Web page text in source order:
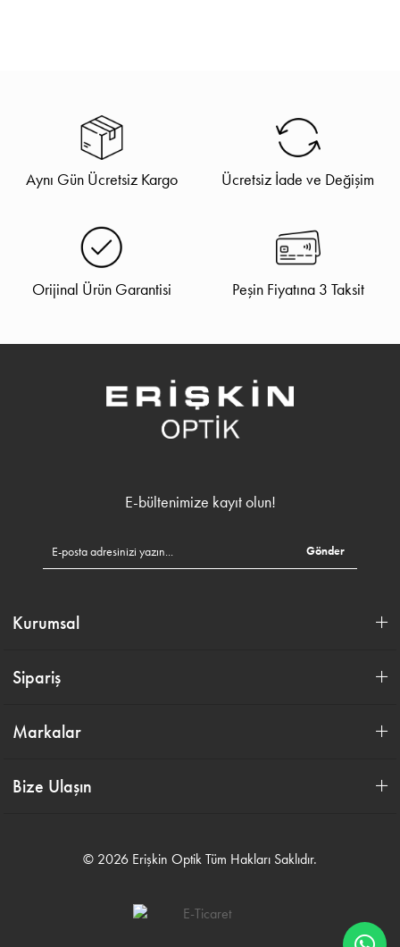
Aynı Gün Ücretsiz Kargo Ücretsiz İade ve Değişim
Orijinal Ürün Garantisi Peşin Fiyatına 3 Taksit
E-bültenimize kayıt olun!
Gönder
Kurumsal
Sipariş
Markalar
Bize Ulaşın
© 2026 Erişkin Optik Tüm Hakları Saklıdır.